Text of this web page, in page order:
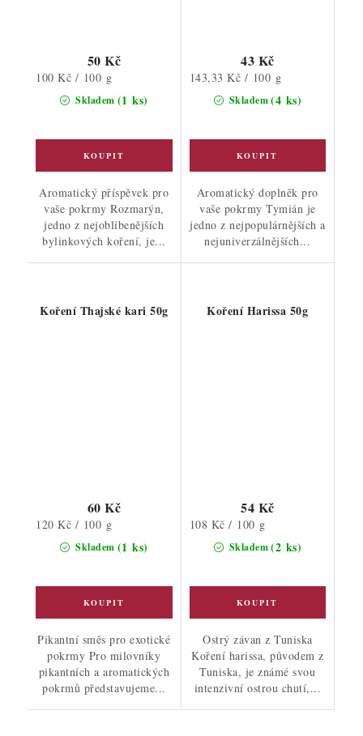
Skladem (1 ks)
50 Kč
Měrná
100 Kč / 100 g
Aromatický příspěvek pro
vaše pokrmy Rozmarýn,
jedno z nejoblíbenějších
bylinkových koření, je...
Skladem(4 ks)
43 Kč
Měrná
143,33 Kč / 100 g
Aromatický doplněk pro
vaše pokrmy Tymián je
jedno z nejpopulárnějších a
nejuniverzálnějších...
Koření Thajské kari 50g
Skladem (1 ks)
60 Kč
Měrná
120 Kč / 100 g
Pikantní směs pro exotické
pokrmy Pro milovníky
pikantních a aromatických
pokrmů představujeme...
Koření Harissa 50g
Skladem(2 ks)
54 Kč
Měrná
108 Kč / 100 g
Ostrý závan z Tuniska
Koření harissa, původem z
Tuniska, je známé svou
intenzivní ostrou chutí,...